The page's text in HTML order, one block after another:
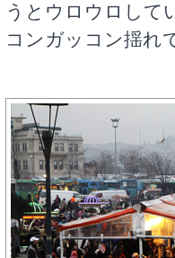
うとウロウロして
コンガッコン揺れ